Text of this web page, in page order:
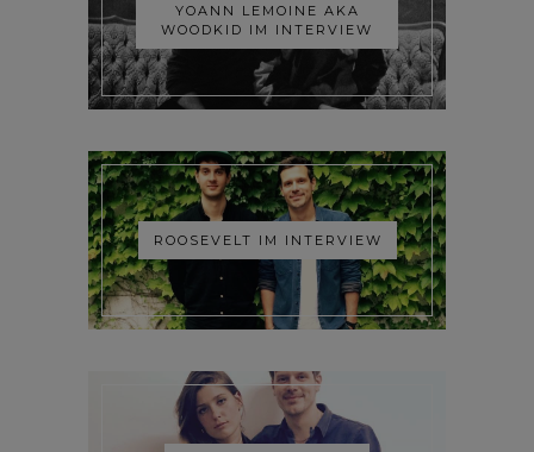
YOANN LEMOINE AKA
WOODKID IM INTERVIEW
ROOSEVELT IM INTERVIEW